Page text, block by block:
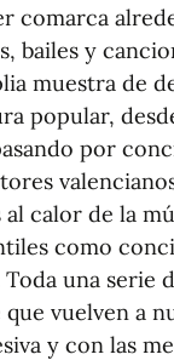
comarca
bailes y
muestra de
popular,
por
calor de la
como
una serie
vuelven a
y con las